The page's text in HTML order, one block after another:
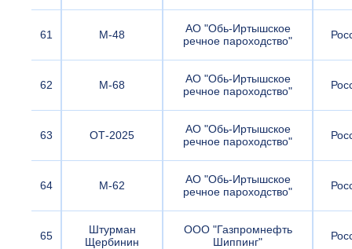
61 М-48
АО "Обь-Иртышское
речное пароходство"
62 М-68
АО "Обь-Иртышское
речное пароходство"
63 ОТ-2025
АО "Обь-Иртышское
речное пароходство"
64 М-62
АО "Обь-Иртышское
речное пароходство"
65
Штурман
Щербинин
ООО "Газпромнефть
Шиппинг"